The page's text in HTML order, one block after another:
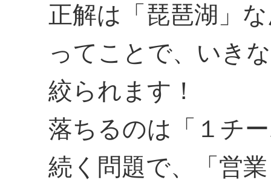
正解は「琵琶湖」
ってことで、いき
絞られます！
落ちるのは「１チ
続く問題で、「営